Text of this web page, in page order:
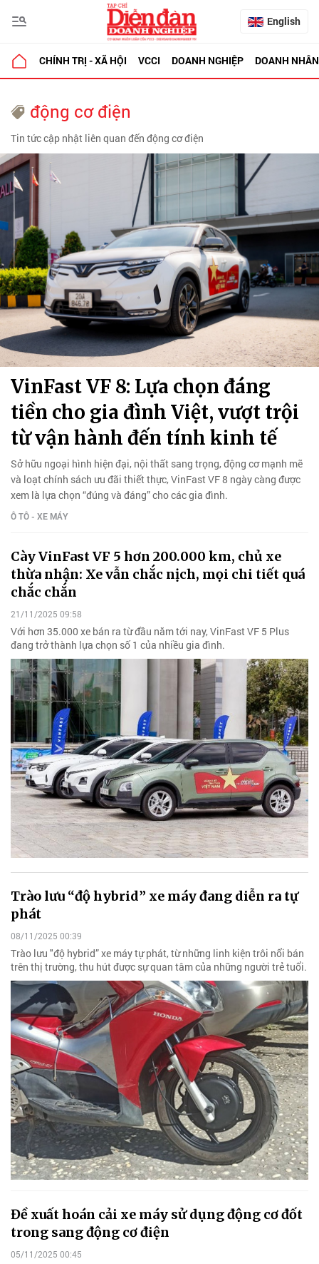
English
CHÍNH TRỊ - XÃ HỘI VCCI DOANH NGHIỆP DOANH NHÂN
động cơ điện
Tin tức cập nhật liên quan đến động cơ điện
VinFast VF 8: Lựa chọn đáng
tiền cho gia đình Việt, vượt trội
từ vận hành đến tính kinh tế
Sở hữu ngoại hình hiện đại, nội thất sang trọng, động cơ mạnh mẽ
và loạt chính sách ưu đãi thiết thực, VinFast VF 8 ngày càng được
xem là lựa chọn “đúng và đáng” cho các gia đình.
Ô TÔ - XE MÁY
Cày VinFast VF 5 hơn 200.000 km, chủ xe
thừa nhận: Xe vẫn chắc nịch, mọi chi tiết quá
chắc chắn
21/11/2025 09:58
Với hơn 35.000 xe bán ra từ đầu năm tới nay, VinFast VF 5 Plus
đang trở thành lựa chọn số 1 của nhiều gia đình.
Trào lưu “độ hybrid” xe máy đang diễn ra tự
phát
08/11/2025 00:39
Trào lưu "độ hybrid” xe máy tự phát, từ những linh kiện trôi nổi bán
trên thị trường, thu hút được sự quan tâm của những người trẻ tuổi.
Đề xuất hoán cải xe máy sử dụng động cơ đốt
trong sang động cơ điện
05/11/2025 00:45